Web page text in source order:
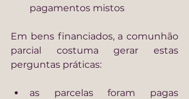
pagamentos mistos
Em bens financiados, a comunhão
parcial costuma gerar estas
perguntas práticas:
as parcelas foram pagas